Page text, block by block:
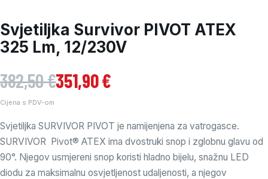
Svjetiljka Survivor PIVOT ATEX
325 Lm, 12/230V
382,50€
Izvorna cijena bila je: 382,50 €.
351,90€
Trenutna cijena je: 351,90 €.
Cijena s PDV-om
Svjetiljka SURVIVOR PIVOT je namijenjena za vatrogasce.
SURVIVOR Pivot® ATEX ima dvostruki snop i zglobnu glavu od
90°. Njegov usmjereni snop koristi hladno bijelu, snažnu LED
diodu za maksimalnu osvjetljenost udaljenosti, a njegov